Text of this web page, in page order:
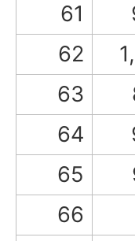
61
62
63
64
65
66